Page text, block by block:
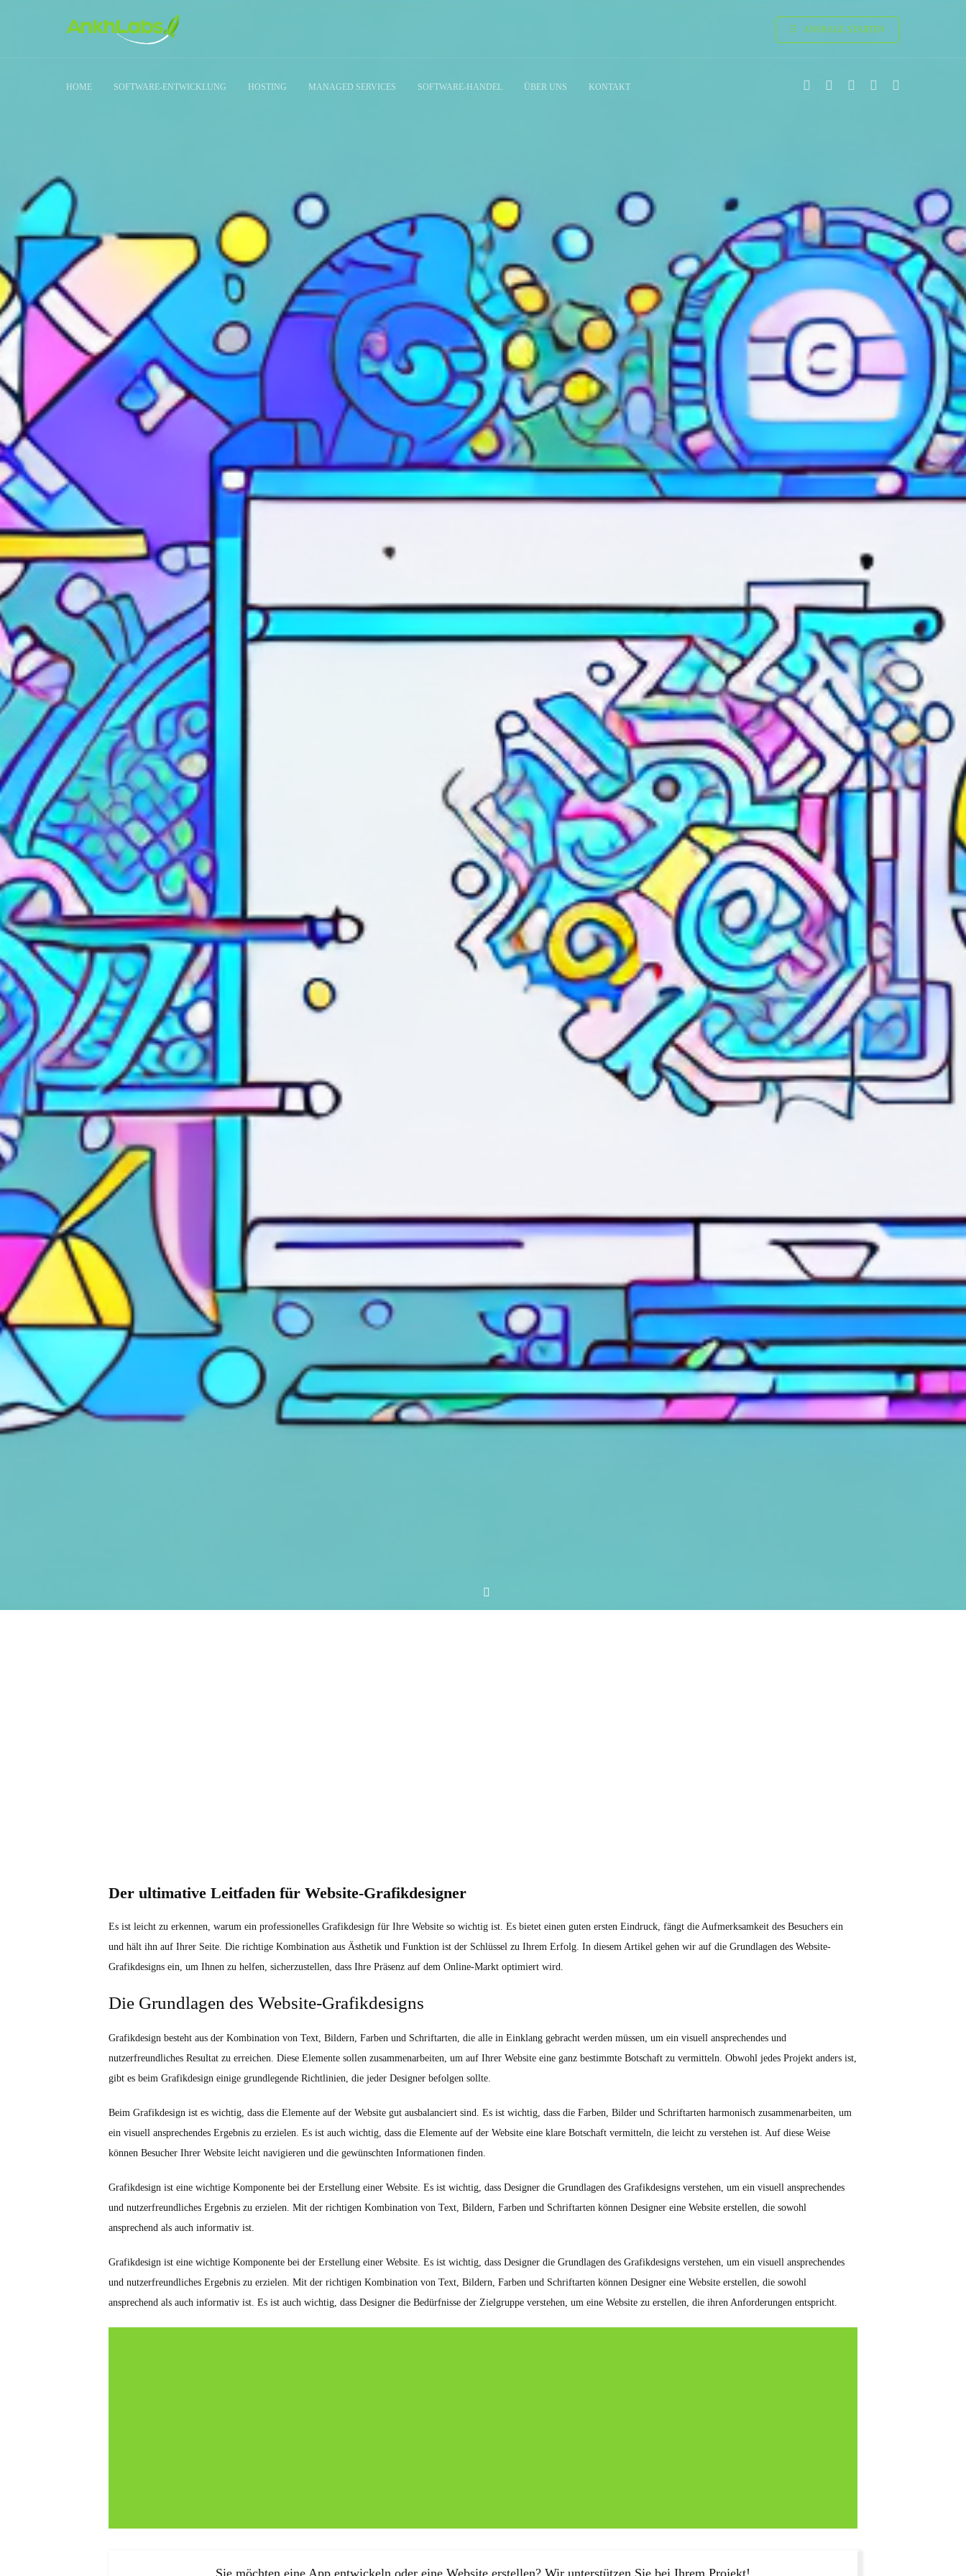
ANFRAGE STARTEN
HOME SOFTWARE-ENTWICKLUNG HOSTING MANAGED SERVICES SOFTWARE-HANDEL ÜBER UNS KONTAKT
Der ultimative Leitfaden für Website-Grafikdesigner
Es ist leicht zu erkennen, warum ein professionelles Grafikdesign für Ihre Website so wichtig ist. Es bietet einen guten ersten Eindruck, fängt die Aufmerksamkeit des Besuchers ein
und hält ihn auf Ihrer Seite. Die richtige Kombination aus Ästhetik und Funktion ist der Schlüssel zu Ihrem Erfolg. In diesem Artikel gehen wir auf die Grundlagen des Website-
Grafikdesigns ein, um Ihnen zu helfen, sicherzustellen, dass Ihre Präsenz auf dem Online-Markt optimiert wird.
Die Grundlagen des Website-Grafikdesigns
Grafikdesign besteht aus der Kombination von Text, Bildern, Farben und Schriftarten, die alle in Einklang gebracht werden müssen, um ein visuell ansprechendes und
nutzerfreundliches Resultat zu erreichen. Diese Elemente sollen zusammenarbeiten, um auf Ihrer Website eine ganz bestimmte Botschaft zu vermitteln. Obwohl jedes Projekt anders ist,
gibt es beim Grafikdesign einige grundlegende Richtlinien, die jeder Designer befolgen sollte.
Beim Grafikdesign ist es wichtig, dass die Elemente auf der Website gut ausbalanciert sind. Es ist wichtig, dass die Farben, Bilder und Schriftarten harmonisch zusammenarbeiten, um
ein visuell ansprechendes Ergebnis zu erzielen. Es ist auch wichtig, dass die Elemente auf der Website eine klare Botschaft vermitteln, die leicht zu verstehen ist. Auf diese Weise
können Besucher Ihrer Website leicht navigieren und die gewünschten Informationen finden.
Grafikdesign ist eine wichtige Komponente bei der Erstellung einer Website. Es ist wichtig, dass Designer die Grundlagen des Grafikdesigns verstehen, um ein visuell ansprechendes
und nutzerfreundliches Ergebnis zu erzielen. Mit der richtigen Kombination von Text, Bildern, Farben und Schriftarten können Designer eine Website erstellen, die sowohl
ansprechend als auch informativ ist.
Grafikdesign ist eine wichtige Komponente bei der Erstellung einer Website. Es ist wichtig, dass Designer die Grundlagen des Grafikdesigns verstehen, um ein visuell ansprechendes
und nutzerfreundliches Ergebnis zu erzielen. Mit der richtigen Kombination von Text, Bildern, Farben und Schriftarten können Designer eine Website erstellen, die sowohl
ansprechend als auch informativ ist. Es ist auch wichtig, dass Designer die Bedürfnisse der Zielgruppe verstehen, um eine Website zu erstellen, die ihren Anforderungen entspricht.
Sie möchten eine App entwickeln oder eine Website erstellen? Wir unterstützen Sie bei Ihrem Projekt!